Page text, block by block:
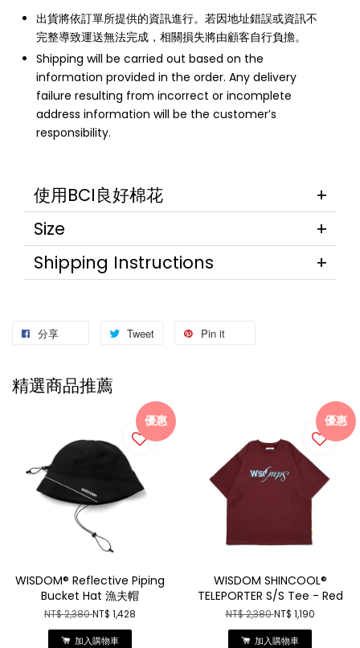
出貨將依訂單所提供的資訊進行。若因地址錯誤或資訊不
完整導致運送無法完成，相關損失將由顧客自行負擔。
Shipping will be carried out based on the
information provided in the order. Any delivery
failure resulting from incorrect or incomplete
address information will be the customer’s
responsibility.
使用BCI良好棉花
Size
Shipping Instructions
分享 Tweet Pin it
精選商品推薦
優惠
WISDOM® Reflective Piping
Bucket Hat 漁夫帽
NT$ 2,380NT$ 1,428
加入購物車
優惠
WISDOM SHINCOOL®
TELEPORTER S/S Tee - Red
NT$ 2,380NT$ 1,190
加入購物車